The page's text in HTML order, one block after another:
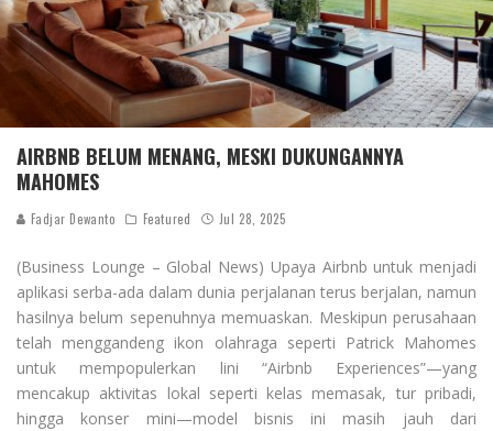
AIRBNB BELUM MENANG, MESKI DUKUNGANNYA
MAHOMES
Fadjar Dewanto Featured Jul 28, 2025
(Business Lounge – Global News) Upaya Airbnb untuk menjadi
aplikasi serba-ada dalam dunia perjalanan terus berjalan, namun
hasilnya belum sepenuhnya memuaskan. Meskipun perusahaan
telah menggandeng ikon olahraga seperti Patrick Mahomes
untuk mempopulerkan lini “Airbnb Experiences”—yang
mencakup aktivitas lokal seperti kelas memasak, tur pribadi,
hingga konser mini—model bisnis ini masih jauh dari